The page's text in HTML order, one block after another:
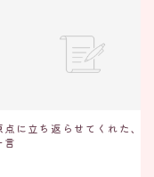
点に立ち返らせてくれた、
言